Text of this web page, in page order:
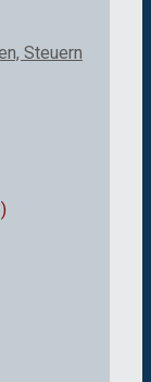
Steuern